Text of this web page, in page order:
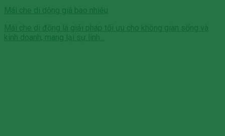
Mái che di dộng giá bao nhiêu
Mái che di động là giải pháp tối ưu cho không gian sống và
kinh doanh, mang lại sự linh...